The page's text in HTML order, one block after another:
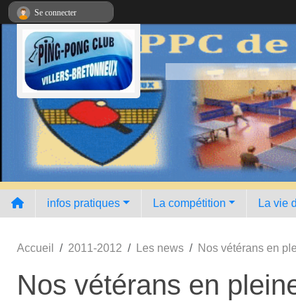
infos pratiques La compétition La vie
Accueil 2011-2012 Les news Nos vétérans en
Nos vétérans en
Se connecter
Panneau de gestion des cookies